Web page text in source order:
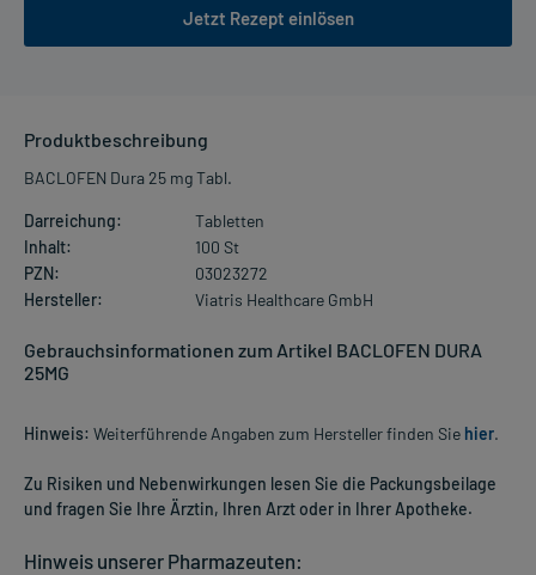
Jetzt Rezept einlösen
Produktbeschreibung
BACLOFEN Dura 25 mg Tabl.
Darreichung:
Tabletten
Inhalt:
100 St
PZN:
03023272
Hersteller:
Viatris Healthcare GmbH
Gebrauchsinformationen zum Artikel BACLOFEN DURA
25MG
Hinweis: Weiterführende Angaben zum Hersteller finden Sie hier.
Zu Risiken und Nebenwirkungen lesen Sie die Packungsbeilage
und fragen Sie Ihre Ärztin, Ihren Arzt oder in Ihrer Apotheke.
Hinweis unserer Pharmazeuten: